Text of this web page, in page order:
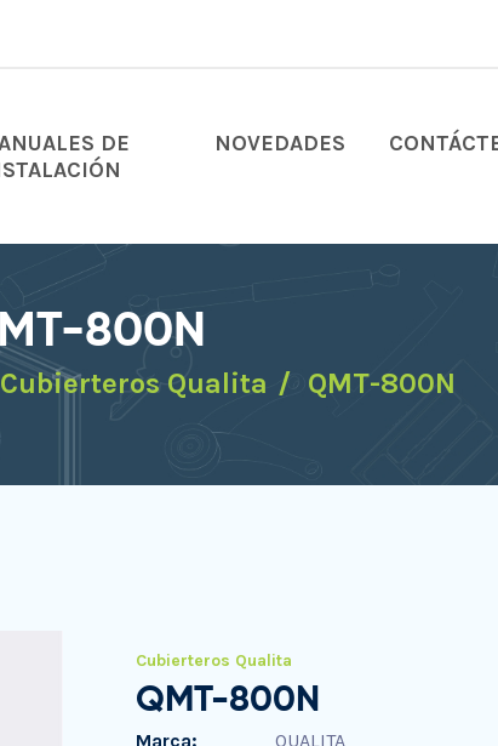
DE
NOVEDADES
800N
Cubierteros Qualita QMT-800N
Cubierteros Qualita
QMT-800N
Marca:
QUALITA